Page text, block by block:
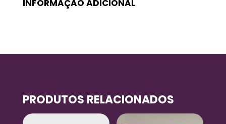
INFORMAÇÃO ADICIONAL
PRODUTOS RELACIONADOS